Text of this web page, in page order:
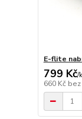
E-flite
799 Kč/
660 Kč bez